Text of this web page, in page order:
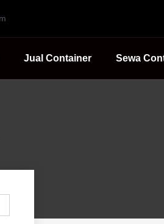
Jual Container Sewa